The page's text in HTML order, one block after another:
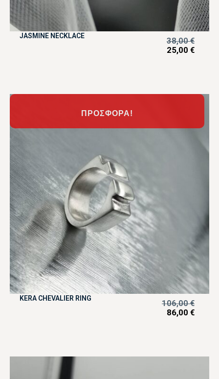
JASMINE NECKLACE 38,00€
25,00 €
ΠΡΟΣΦΟΡΆ!
KERA CHEVALIER RING 106,00€
86,00 €